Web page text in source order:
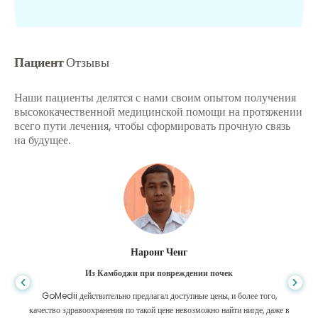
ПациентОтзывы
Наши пациенты делятся с нами своим опытом получения
высококачественной медицинской помощи на протяжении
всего пути лечения, чтобы сформировать прочную связь
на будущее.
Шандха Дас
Из Бангладеш для гастроэнтерологии
Я поблагодарил своего сына и блестящую команду GoMedii, которые
помогли мне в моем путешествии из Бангладеш в Индию для лечения.